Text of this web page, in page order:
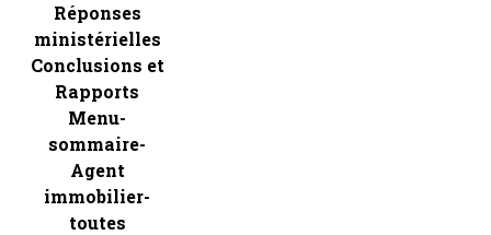
Réponses
ministérielles
Conclusions et
Rapports
Menu-
sommaire-
Agent
immobilier-
toutes